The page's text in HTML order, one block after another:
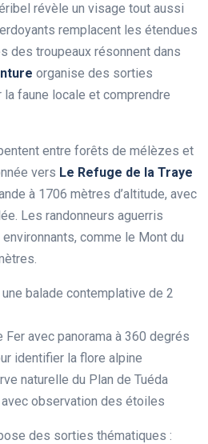
révèle un visage tout aussi
remplacent les étendues
des troupeaux résonnent dans
organise des sorties
faune locale et comprendre
entre forêts de mélèzes et
vers Le Refuge de la Traye
à 1706 mètres d’altitude, avec
Les randonneurs aguerris
comme le Mont du
balade contemplative de 2
Fer avec panorama à 360 degrés
identifier la flore alpine
naturelle du Plan de Tuéda
avec observation des étoiles
des sorties thématiques :